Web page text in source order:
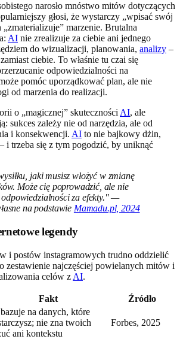
narosło mnóstwo mitów dotyczących
głosi, że wystarczy „wpisać swój
„zmaterializuje” marzenie. Brutalna
AI nie zrealizuje za ciebie ani jednego
do wizualizacji, planowania, analizy –
ciebie. To właśnie tu czai się
odpowiedzialności na
pomóc uporządkować plan, ale nie
od marzenia do realizacji.
o „magicznej” skuteczności AI, ale
sukces zależy nie od narzędzia, ale od
i konsekwencji. AI to nie bajkowy dżin,
i trzeba się z tym pogodzić, by uniknąć
jaki musisz włożyć w zmianę
Może cię poprowadzić, ale nie
odpowiedzialności za efekty." —
na podstawie Mamadu.pl, 2024
legendy
i postów instagramowych trudno oddzielić
zestawienie najczęściej powielanych mitów i
celów z AI.
Fakt
Źródło
bazuje na danych, które
nie zna twoich
ani kontekstu
Forbes, 2025